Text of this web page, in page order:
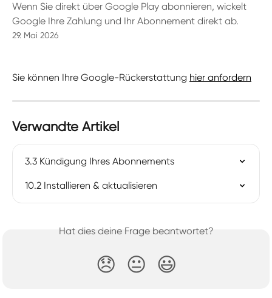
Wenn Sie direkt über Google Play abonnieren, wickelt
Google Ihre Zahlung und Ihr Abonnement direkt ab.
29. Mai 2026
Sie können Ihre Google-Rückerstattung hier anfordern
Verwandte Artikel
3.3 Kündigung Ihres Abonnements
10.2 Installieren & aktualisieren
Hat dies deine Frage beantwortet?
😞 😐 😃